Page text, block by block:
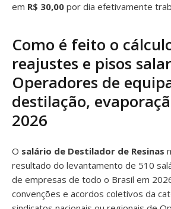
em R$ 30,00 por dia efetivamente
Como é feito o
reajustes e pisos
Operadores de
destilação,
2026
O salário de Destilador de Resinas
resultado do levantamento de 510
de empresas de todo o Brasil em
convenções e acordos coletivos da